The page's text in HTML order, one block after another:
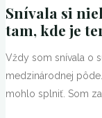
Snívala si
tam, kde je
Vždy som snívala o
medzinárodnej
mohlo splniť. Som